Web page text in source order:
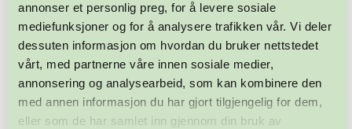
annonser et personlig preg, for å levere sosiale
mediefunksjoner og for å analysere trafikken vår. Vi deler
dessuten informasjon om hvordan du bruker nettstedet
vårt, med partnerne våre innen sosiale medier,
annonsering og analysearbeid, som kan kombinere den
med annen informasjon du har gjort tilgjengelig for dem,
eller som de har samlet inn gjennom din bruk av